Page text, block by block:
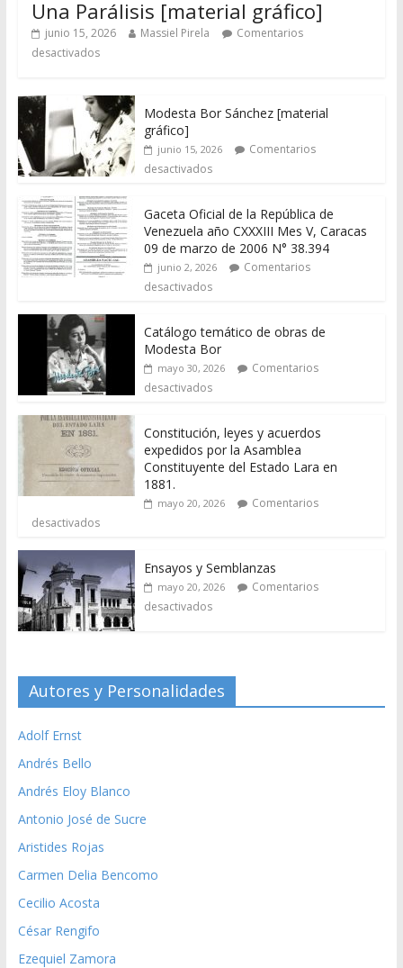
Una Parálisis [material gráfico]
junio 15, 2026 Massiel Pirela
Comentarios
desactivados
Modesta Bor Sánchez [material
gráfico]
junio 15, 2026
Comentarios
desactivados
Gaceta Oficial de la República de
Venezuela año CXXXIII Mes V, Caracas
09 de marzo de 2006 N° 38.394
junio 2, 2026
Comentarios
desactivados
Catálogo temático de obras de
Modesta Bor
mayo 30, 2026
Comentarios
desactivados
Constitución, leyes y acuerdos
expedidos por la Asamblea
Constituyente del Estado Lara en
1881.
mayo 20, 2026
Comentarios
desactivados
Ensayos y Semblanzas
mayo 20, 2026
Comentarios
desactivados
Autores y Personalidades
Adolf Ernst
Andrés Bello
Andrés Eloy Blanco
Antonio José de Sucre
Aristides Rojas
Carmen Delia Bencomo
Cecilio Acosta
César Rengifo
Ezequiel Zamora